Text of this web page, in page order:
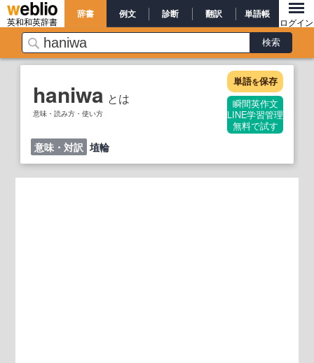
英和和英辞書
辞書 例文 診断 翻訳 単語帳
ログイン
haniwa とは
意味・読み方・使い方
単語を保存
瞬間英作文
LINE学習管理
無料で試す
意味・対訳 埴輪